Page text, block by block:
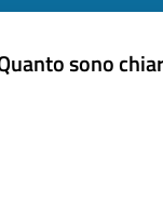
sono